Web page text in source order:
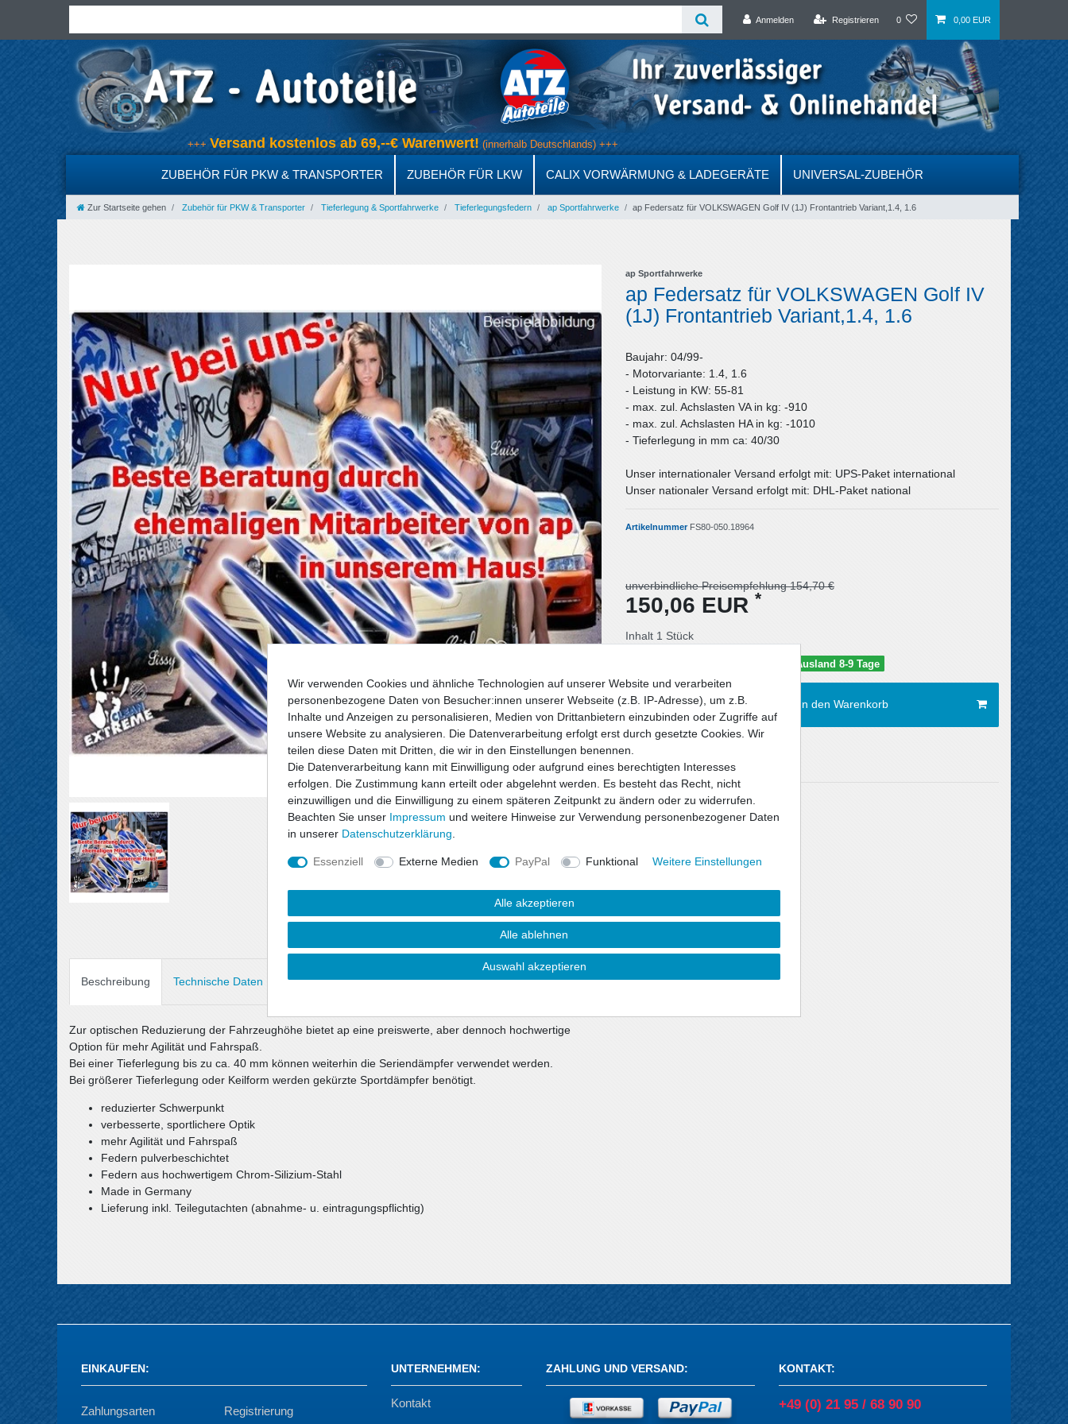
Anmelden Registrieren 0 0,00 EUR
+++Versand kostenlos ab 69,--€ Warenwert!(innerhalb Deutschlands) +++
ZUBEHÖR FÜR PKW & TRANSPORTER ZUBEHÖR FÜR LKW CALIX VORWÄRMUNG & LADEGERÄTE UNIVERSAL-ZUBEHÖR
Zur Startseite gehen Zubehör für PKW & Transporter Tieferlegung & Sportfahrwerke Tieferlegungsfedern ap Sportfahrwerke ap Federsatz für VOLKSWAGEN Golf IV (1J) Frontantrieb Variant,1.4, 1.6
ap Sportfahrwerke
ap Federsatz für VOLKSWAGEN Golf IV
(1J) Frontantrieb Variant,1.4, 1.6
Baujahr: 04/99-
- Motorvariante: 1.4, 1.6
- Leistung in KW: 55-81
- max. zul. Achslasten VA in kg: -910
- max. zul. Achslasten HA in kg: -1010
- Tieferlegung in mm ca: 40/30
Unser internationaler Versand erfolgt mit: UPS-Paket international
Unser nationaler Versand erfolgt mit: DHL-Paket national
Artikelnummer FS80-050.18964
unverbindliche Preisempfehlung 154,70 €
150,06 EUR *
Inhalt 1 Stück
Lieferzeit: Deutschland 5-6 Tage / Ausland 8-9 Tage
In den Warenkorb
Wunschliste
* inkl. ges. MwSt. zzgl.Versandkosten
Beschreibung Technische Daten Angaben Produktsicherheit
Zur optischen Reduzierung der Fahrzeughöhe bietet ap eine preiswerte, aber dennoch hochwertige
Option für mehr Agilität und Fahrspaß.
Bei einer Tieferlegung bis zu ca. 40 mm können weiterhin die Seriendämpfer verwendet werden.
Bei größerer Tieferlegung oder Keilform werden gekürzte Sportdämpfer benötigt.
reduzierter Schwerpunkt
verbesserte, sportlichere Optik
mehr Agilität und Fahrspaß
Federn pulverbeschichtet
Federn aus hochwertigem Chrom-Silizium-Stahl
Made in Germany
Lieferung inkl. Teilegutachten (abnahme- u. eintragungspflichtig)
EINKAUFEN:
Zahlungsarten Registrierung
UNTERNEHMEN:
Kontakt
ZAHLUNG UND VERSAND: KONTAKT:
+49 (0) 21 95 / 68 90 90
Wir verwenden Cookies und ähnliche Technologien auf unserer Website und verarbeiten
personenbezogene Daten von Besucher:innen unserer Webseite (z.B. IP-Adresse), um z.B.
Inhalte und Anzeigen zu personalisieren, Medien von Drittanbietern einzubinden oder Zugriffe auf
unsere Website zu analysieren. Die Datenverarbeitung erfolgt erst durch gesetzte Cookies. Wir
teilen diese Daten mit Dritten, die wir in den Einstellungen benennen.
Die Datenverarbeitung kann mit Einwilligung oder aufgrund eines berechtigten Interesses
erfolgen. Die Zustimmung kann erteilt oder abgelehnt werden. Es besteht das Recht, nicht
einzuwilligen und die Einwilligung zu einem späteren Zeitpunkt zu ändern oder zu widerrufen.
Beachten Sie unser Impressum und weitere Hinweise zur Verwendung personenbezogener Daten
in unserer Daten­schutz­erklärung
Essenziell Externe Medien PayPal Funktional Weitere Einstellungen
Alle akzeptieren
Alle ablehnen
Auswahl akzeptieren